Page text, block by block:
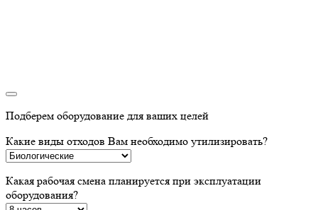
Подберем оборудование для ваших целей
Какие виды отходов Вам необходимо утилизировать?
Какая рабочая смена планируется при эксплуатации
оборудования?